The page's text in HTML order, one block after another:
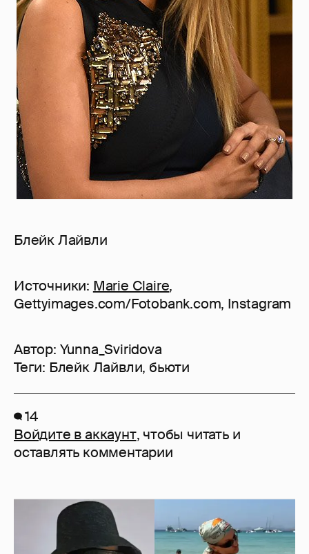
Блейк Лайвли
Источники: Marie Claire,
Gettyimages.com/Fotobank.com, Instagram
Автор: Yunna_Sviridova
Теги: Блейк Лайвли, бьюти
14
Войдите в аккаунт, чтобы читать и
оставлять комментарии